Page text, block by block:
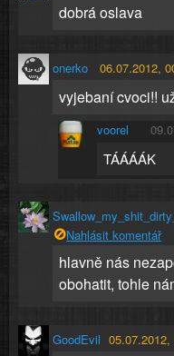
dobrá oslava
onerko 06.07.2012,
vyjebaní cvoci!!
voorel
TÁÁÁÁK
Nahlásit komentář
hlavně nás
obohatit, tohle
GoodEvil 05.07.2012,